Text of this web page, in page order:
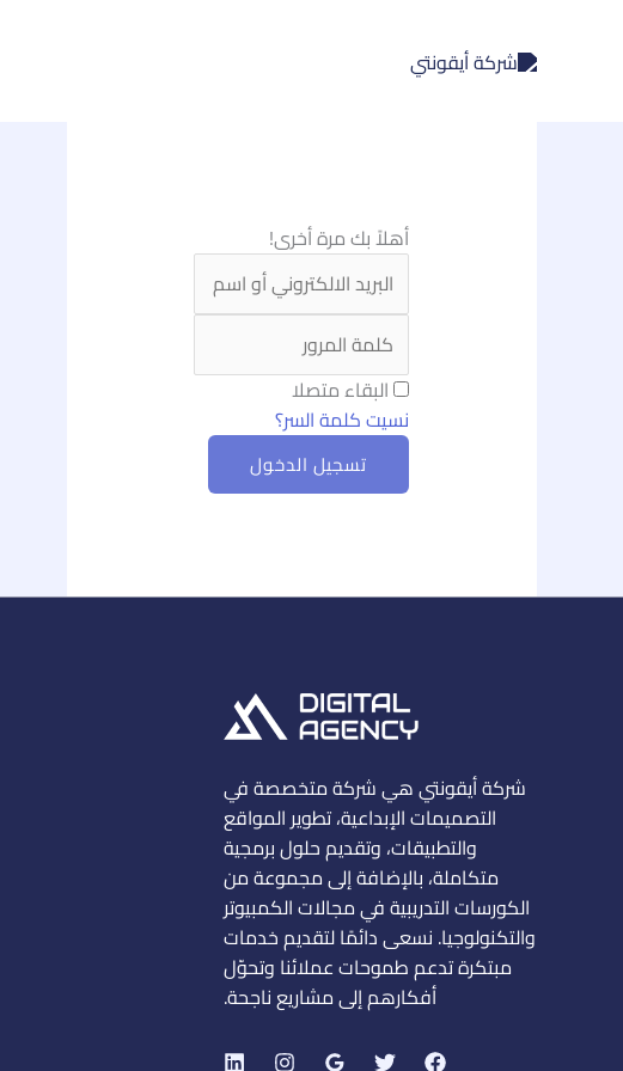
أهلاً بك مرة أخرى!
البقاء متصلا
نسيت كلمة السر؟
تسجيل الدخول
شركة أيقونتي هي شركة متخصصة في
التصميمات الإبداعية، تطوير المواقع
والتطبيقات، وتقديم حلول برمجية
متكاملة، بالإضافة إلى مجموعة من
الكورسات التدريبية في مجالات الكمبيوتر
والتكنولوجيا. نسعى دائمًا لتقديم خدمات
مبتكرة تدعم طموحات عملائنا وتحوّل
أفكارهم إلى مشاريع ناجحة.